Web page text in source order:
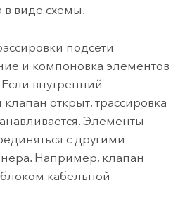
в виде схемы.
подсети
и компоновка элементов
внутренний
открыт, трассировка
Элементы
с другими
Например, клапан
кабельной